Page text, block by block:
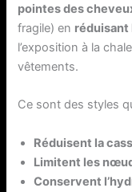
pointes des
fragile) en réduisant
l’exposition à la
vêtements.
Ce sont des styles
Réduisent la
Limitent les
Conservent